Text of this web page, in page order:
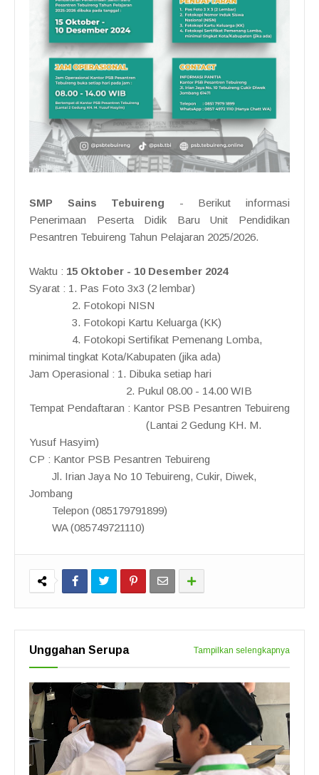
SMP Sains Tebuireng - Berikut informasi
Penerimaan Peserta Didik Baru Unit Pendidikan
Pesantren Tebuireng Tahun Pelajaran 2025/2026.
Waktu : 15 Oktober - 10 Desember 2024
Syarat : 1. Pas Foto 3x3 (2 lembar)
2. Fotokopi NISN
3. Fotokopi Kartu Keluarga (KK)
4. Fotokopi Sertifikat Pemenang Lomba,
minimal tingkat Kota/Kabupaten (jika ada)
Jam Operasional : 1. Dibuka setiap hari
2. Pukul 08.00 - 14.00 WIB
Tempat Pendaftaran : Kantor PSB Pesantren Tebuireng
(Lantai 2 Gedung KH. M.
Yusuf Hasyim)
CP : Kantor PSB Pesantren Tebuireng
Jl. Irian Jaya No 10 Tebuireng, Cukir, Diwek,
Jombang
Telepon (085179791899)
WA (085749721110)
Unggahan Serupa Tampilkan selengkapnya